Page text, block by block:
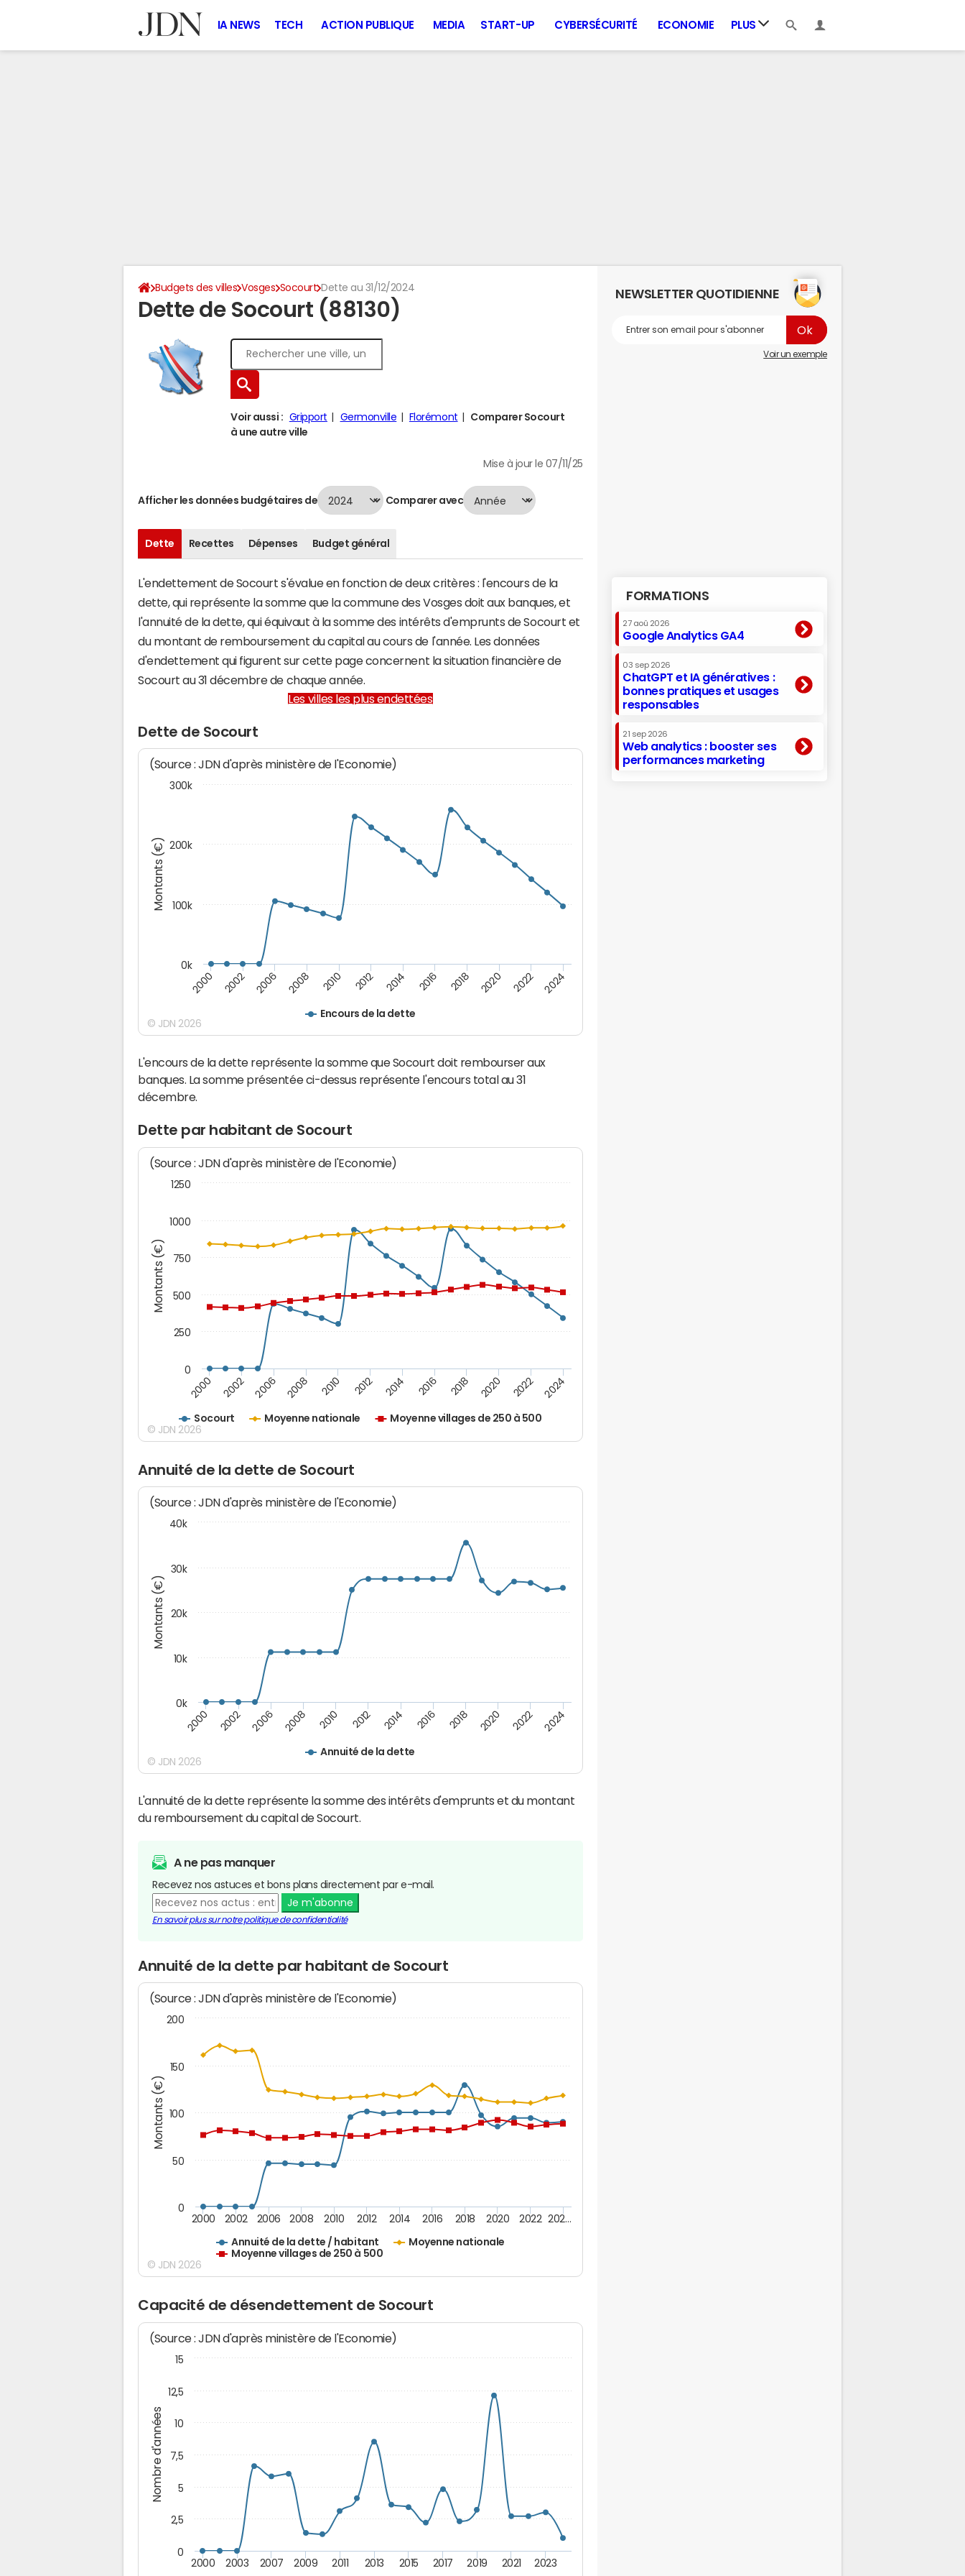
IA NEWS TECH ACTION PUBLIQUE MEDIA START-UP CYBERSÉCURITÉ ECONOMIE PLUS
Budgets des villes Vosges Socourt Dette au 31/12/2024
Dette de Socourt (88130)
Voir aussi : Gripport Germonville Florémont
Comparer Socourt
à une autre ville
Mise à jour le 07/11/25
Afficher les données budgétaires de Comparer avec
Dette Recettes Dépenses Budget général
L'endettement de Socourt s'évalue en fonction de deux critères : l'encours de la
dette, qui représente la somme que la commune des Vosges doit aux banques, et
l'annuité de la dette, qui équivaut à la somme des intérêts d'emprunts de Socourt et
du montant de remboursement du capital au cours de l'année. Les données
d'endettement qui figurent sur cette page concernent la situation financière de
Socourt au 31 décembre de chaque année.
Les villes les plus endettées
Dette de Socourt
Montants (€)
(Source : JDN d'après ministère de l'Economie)
Encours de la dette
2000 2002 2006 2008 2010 2012 2014 2016 2018 2020 2022 2024
0k
100k
200k
300k
© JDN 2026
L'encours de la dette représente la somme que Socourt doit rembourser aux
banques. La somme présentée ci-dessus représente l'encours total au 31
décembre.
Dette par habitant de Socourt
Montants (€)
(Source : JDN d'après ministère de l'Economie)
Socourt Moyenne nationale Moyenne villages de 250 à 500
2000 2002 2006 2008 2010 2012 2014 2016 2018 2020 2022 2024
0
250
500
750
1000
1250
© JDN 2026
Annuité de la dette de Socourt
Montants (€)
(Source : JDN d'après ministère de l'Economie)
Annuité de la dette
2000 2002 2006 2008 2010 2012 2014 2016 2018 2020 2022 2024
0k
10k
20k
30k
40k
© JDN 2026
L'annuité de la dette représente la somme des intérêts d'emprunts et du montant
du remboursement du capital de Socourt.
A ne pas manquer
Recevez nos astuces et bons plans directement par e-mail.
Je m'abonne
En savoir plus sur notre politique de confidentialité
Annuité de la dette par habitant de Socourt
Montants (€)
(Source : JDN d'après ministère de l'Economie)
Annuité de la dette / habitant
Moyenne nationale
Moyenne villages de 250 à 500
2000 2002 2006 2008 2010 2012 2014 2016 2018 2020 2022 202…
0
50
100
150
200
© JDN 2026
Capacité de désendettement de Socourt
Nombre d'années
(Source : JDN d'après ministère de l'Economie)
2000 2003 2007 2009 2011 2013 2015 2017 2019 2021 2023
0
2,5
5
7,5
10
12,5
15
NEWSLETTER QUOTIDIENNE
Voir un exemple
FORMATIONS
27 aoû 2026
Google Analytics GA4
03 sep 2026
ChatGPT et IA génératives :
bonnes pratiques et usages
responsables
21 sep 2026
Web analytics : booster ses
performances marketing